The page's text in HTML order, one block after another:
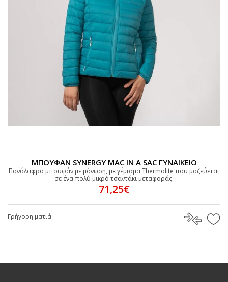
ΜΠΟΥΦΑΝ SYNERGY MAC IN A SAC ΓΥΝΑΙΚΕΙΟ
Πανάλαφρο μπουφάν με μόνωση, με γέμισμα Thermolite που μαζεύεται
σε ένα πολύ μικρό τσαντάκι μεταφοράς.
71,25€
Γρήγορη ματιά